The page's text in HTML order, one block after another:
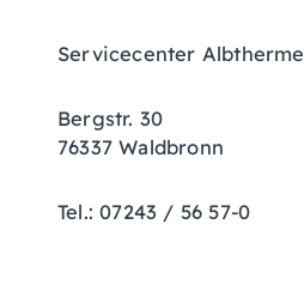
Servicecenter Albtherme
Bergstr. 30
76337 Waldbronn
Tel.: 07243 / 56 57-0